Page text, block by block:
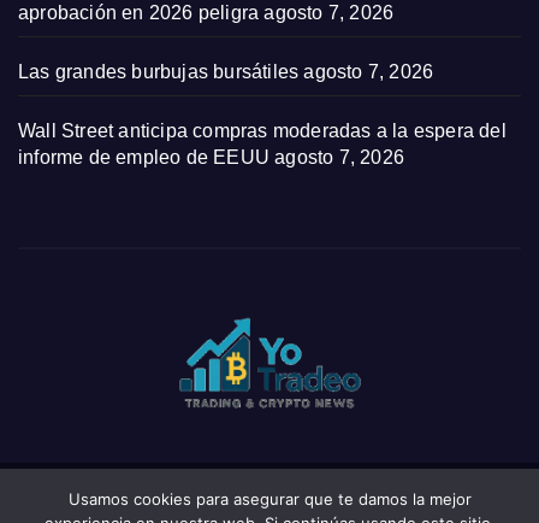
aprobación en 2026 peligra agosto 7, 2026
Las grandes burbujas bursátiles agosto 7, 2026
Wall Street anticipa compras moderadas a la espera del
informe de empleo de EEUU agosto 7, 2026
Funciona gracias a WordPress|Tema: News Click deThemeansar
Usamos cookies para asegurar que te damos la mejor